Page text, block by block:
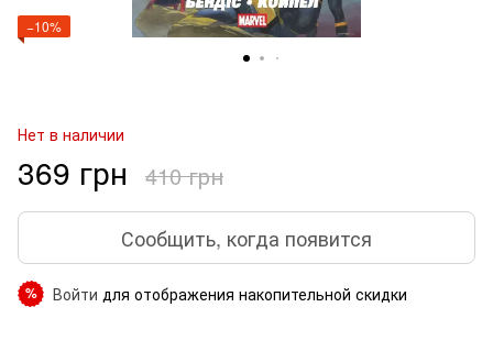
−10%
Нет в наличии
369 грн 410 грн
Сообщить, когда появится
% Войти для отображения накопительной скидки